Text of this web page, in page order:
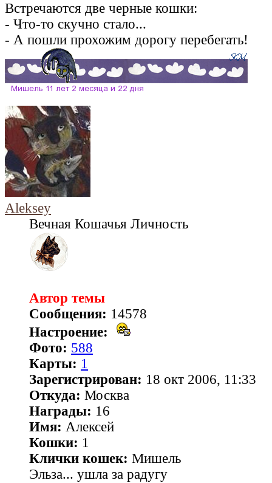
Встречаются две черные кошки:
- Что-то скучно стало...
- А пошли прохожим дорогу перебегать!
Aleksey
Вечная Кошачья Личность
Автор темы
Сообщения: 14578
Настроение:
Фото: 588
Карты: 1
Зарегистрирован: 18 окт 2006, 11:33
Откуда: Москва
Награды: 16
Имя: Алексей
Кошки: 1
Клички кошек: Мишель
Эльза... ушла за радугу